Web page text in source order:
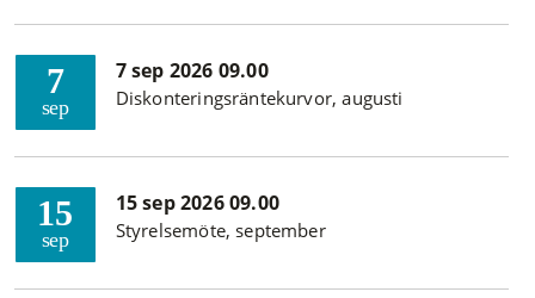
7
sep
7 sep 2026 09.00
Diskonteringsräntekurvor, augusti
15
sep
15 sep 2026 09.00
Styrelsemöte, september